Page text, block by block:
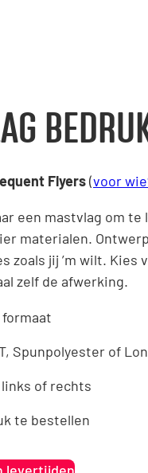
Flyers(voor
een mastvlag om
materialen.
zoals jij ’m wilt.
zelf de afwerking.
Spunpolyester of
of rechts
te bestellen